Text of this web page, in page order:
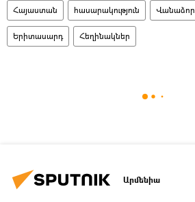
Հայաստան հասարակություն Վանաձոր
Երիտասարդ Հեղինակներ
Արմենիա